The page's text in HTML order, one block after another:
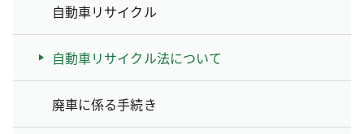
自動車リサイクル
自動車リサイクル法について
廃車に係る手続き